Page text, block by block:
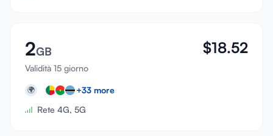
2GB
Validità 15 giorno
$18.52
🌍 +33 more
Rete 4G, 5G